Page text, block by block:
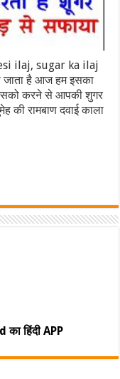
ilaj, sugar ka ilaj
जाता है आज हम इसका
करने से आपकी शुगर
की रामबाण दवाई काला
हिंदी APP